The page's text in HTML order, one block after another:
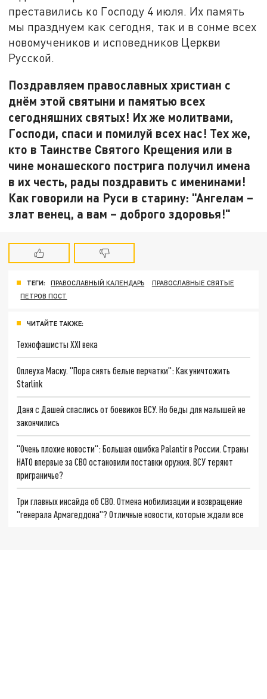
преставились ко Господу 4 июля. Их память
мы празднуем как сегодня, так и в сонме всех
новомучеников и исповедников Церкви
Русской.
Поздравляем православных христиан с
днём этой святыни и памятью всех
сегодняшних святых! Их же молитвами,
Господи, спаси и помилуй всех нас! Тех же,
кто в Таинстве Святого Крещения или в
чине монашеского пострига получил имена
в их честь, рады поздравить с именинами!
Как говорили на Руси в старину: "Ангелам –
злат венец, а вам – доброго здоровья!"
ТЕГИ: ПРАВОСЛАВНЫЙ КАЛЕНДАРЬ
ПРАВОСЛАВНЫЕ СВЯТЫЕ
ПЕТРОВ ПОСТ
ЧИТАЙТЕ ТАКЖЕ:
Технофашисты XXI века
Оплеуха Маску. "Пора снять белые перчатки": Как уничтожить
Starlink
Даня с Дашей спаслись от боевиков ВСУ. Но беды для малышей не
закончились
"Очень плохие новости": Большая ошибка Palantir в России. Страны
НАТО впервые за СВО остановили поставки оружия. ВСУ теряют
приграничье?
Три главных инсайда об СВО. Отмена мобилизации и возвращение
"генерала Армагеддона"? Отличные новости, которые ждали все